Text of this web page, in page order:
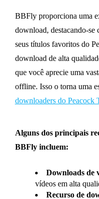
BBFly proporciona uma
download, destacando-se
seus títulos favoritos do
download de alta
que você aprecie uma
offline. Isso o torna uma
downloaders do Peacock
Alguns dos principais
BBFly incluem:
Downloads de
vídeos em alta
Recurso de